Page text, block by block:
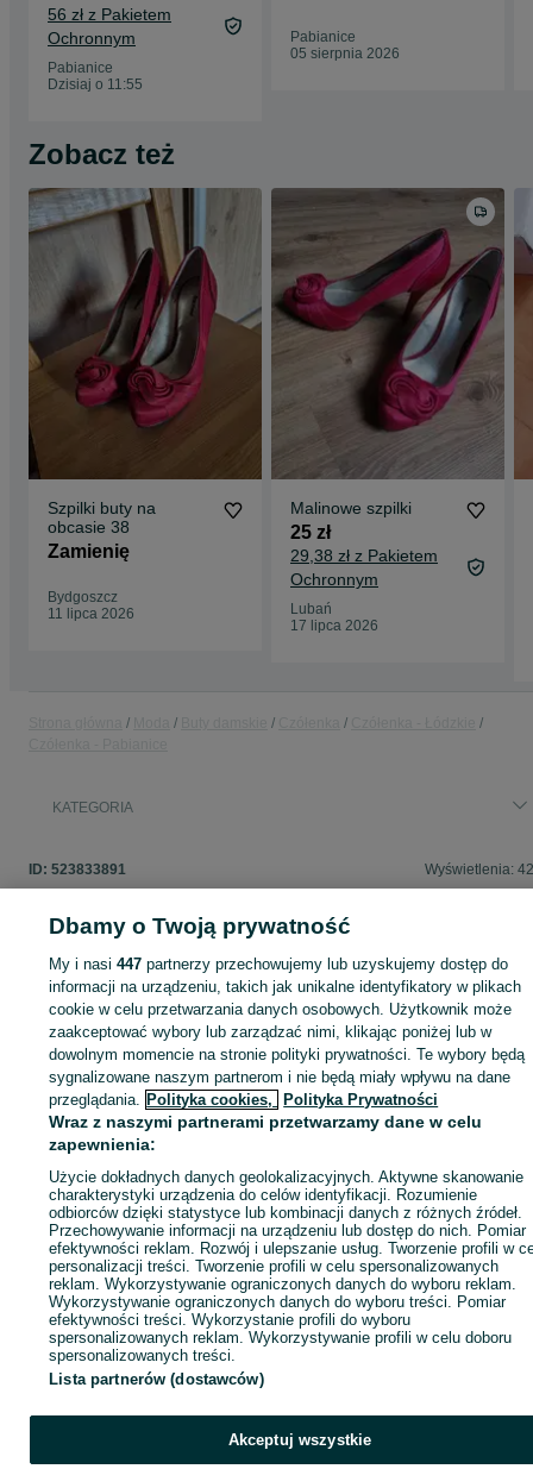
56 zł z Pakietem
Ochronnym
Pabianice
Dzisiaj o 11:55
Pabianice
05 sierpnia 2026
Zobacz też
Szpilki buty na
obcasie 38
Zamienię
Bydgoszcz
11 lipca 2026
Malinowe szpilki
25 zł
29,38 zł z Pakietem
Ochronnym
Lubań
17 lipca 2026
KATEGORIA
ID: 523833891 Wyświetlenia:
Zaloguj się lub załóż konto na OLX, aby skontaktować się z
sprzedającym
Zaloguj się / Załóż konto
Dbamy o Twoją prywatność
My i nasi447 partnerzy przechowujemy lub uzyskujemy dostęp do
informacji na urządzeniu, takich jak unikalne identyfikatory w plikach
cookie w celu przetwarzania danych osobowych. Użytkownik może
zaakceptować wybory lub zarządzać nimi, klikając poniżej lub w
dowolnym momencie na stronie polityki prywatności. Te wybory będą
sygnalizowane naszym partnerom i nie będą miały wpływu na dane
przeglądania. Polityka cookies, Polityka Prywatności
Wraz z naszymi partnerami przetwarzamy dane w celu
zapewnienia:
Użycie dokładnych danych geolokalizacyjnych. Aktywne skanowanie
charakterystyki urządzenia do celów identyfikacji. Rozumienie
odbiorców dzięki statystyce lub kombinacji danych z różnych źródeł.
Przechowywanie informacji na urządzeniu lub dostęp do nich. Pomiar
efektywności reklam. Rozwój i ulepszanie usług. Tworzenie profili w
personalizacji treści. Tworzenie profili w celu spersonalizowanych
reklam. Wykorzystywanie ograniczonych danych do wyboru reklam.
Wykorzystywanie ograniczonych danych do wyboru treści. Pomiar
efektywności treści. Wykorzystanie profili do wyboru
spersonalizowanych reklam. Wykorzystywanie profili w celu doboru
spersonalizowanych treści.
Lista partnerów (dostawców)
Akceptuj wszystkie